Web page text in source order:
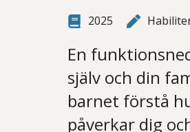
2025
En
själv och din
barnet förstå
påverkar dig